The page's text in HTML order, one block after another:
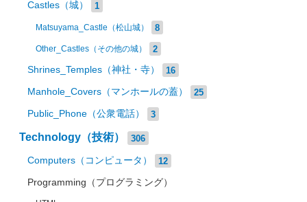
Castles（城） 1
Matsuyama_Castle（松山城） 8
Other_Castles（その他の城） 2
Shrines_Temples（神社・寺） 16
Manhole_Covers（マンホールの蓋） 25
Public_Phone（公衆電話） 3
Technology（技術） 306
Computers（コンピュータ） 12
Programming（プログラミング）